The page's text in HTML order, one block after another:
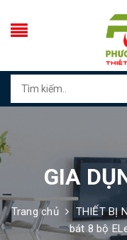
GIA
Trang chủ THIẾT BỊ
bát 8 bộ